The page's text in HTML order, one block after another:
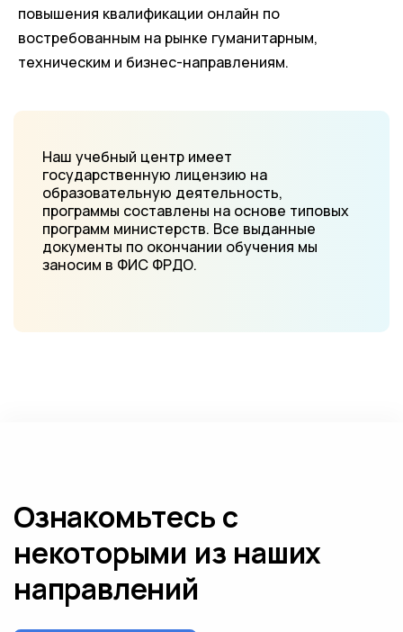
повышения квалификации онлайн по
востребованным на рынке гуманитарным,
техническим и бизнес-направлениям.
Наш учебный центр имеет
государственную лицензию на
образовательную деятельность,
программы составлены на основе типовых
программ министерств. Все выданные
документы по окончании обучения мы
заносим в ФИС ФРДО.
Ознакомьтесь с
некоторыми из наших
направлений